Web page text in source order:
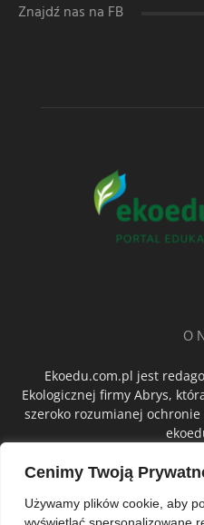
Cenimy Twoją
Używamy plików cookie, aby
Znajdź nas na FB
O
Ekoedu.com.pl jest
Ekologicznej firmy Abrys,
szeroko rozumianej